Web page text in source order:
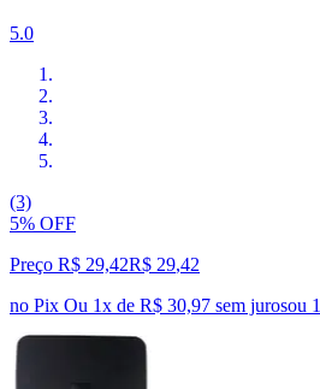
5.0
(3)
5% OFF
Preço R$ 29,42R$ 29,42
no Pix Ou 1x de R$ 30,97 sem jurosou 1